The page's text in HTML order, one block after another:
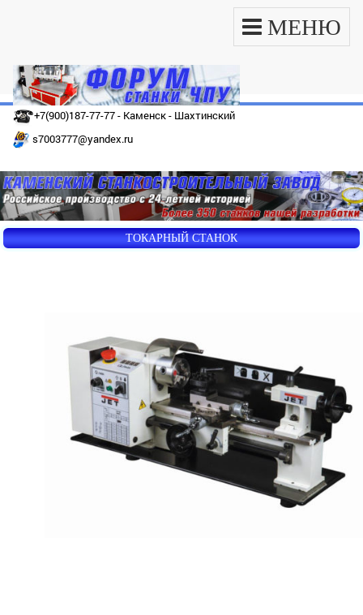
МЕНЮ
+7(900)187-77-77 - Каменск - Шахтинский
s7003777@yandex.ru
ТОКАРНЫЙ СТАНОК